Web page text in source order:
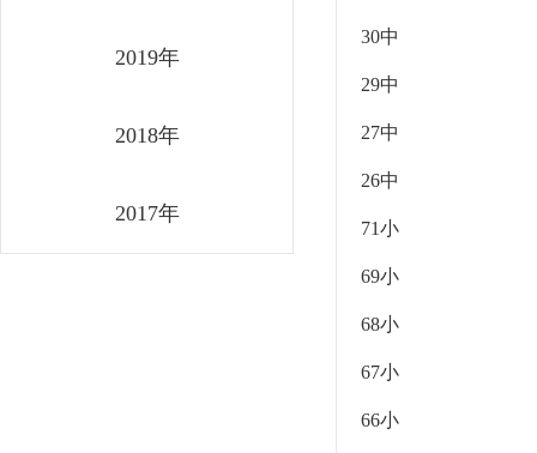
2019年
2018年
2017年
30中
29中
27中
26中
71小
69小
68小
67小
66小